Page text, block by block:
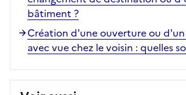
bâtiment ?
Création d'une ouverture ou
avec vue chez le voisin : quelles